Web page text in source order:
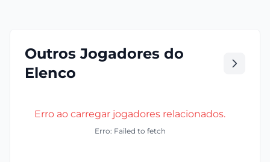
Outros Jogadores do
Elenco
Erro ao carregar jogadores relacionados.
Erro: Failed to fetch